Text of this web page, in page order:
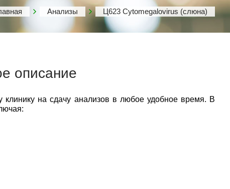
Анализы Ц623 Cуtomegalovirus (слюна)
описание
клинику на сдачу анализов в любое удобное время. В